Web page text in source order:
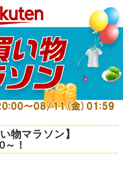
物マラソン】
！